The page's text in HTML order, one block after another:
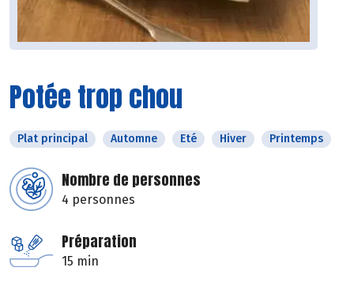
Potée trop chou
Plat principal Automne Eté Hiver Printemps
Nombre de personnes
4 personnes
Préparation
15 min